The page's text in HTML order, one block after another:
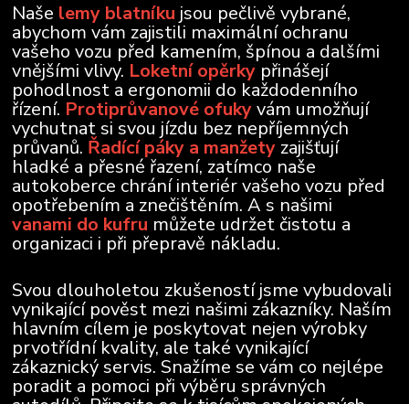
Naše lemy blatníku jsou pečlivě vybrané,
abychom vám zajistili maximální ochranu
vašeho vozu před kamením, špínou a dalšími
vnějšími vlivy. Loketní opěrky přinášejí
pohodlnost a ergonomii do každodenního
řízení. Protiprůvanové ofukyvám umožňují
vychutnat si svou jízdu bez nepříjemných
průvanů. Řadící páky a manžety zajišťují
hladké a přesné řazení, zatímco naše
autokoberce chrání interiér vašeho vozu před
opotřebením a znečištěním. A s našimi
vanami do kufru můžete udržet čistotu a
organizaci i při přepravě nákladu.
Svou dlouholetou zkušeností jsme vybudovali
vynikající pověst mezi našimi zákazníky. Naším
hlavním cílem je poskytovat nejen výrobky
prvotřídní kvality, ale také vynikající
zákaznický servis. Snažíme se vám co nejlépe
poradit a pomoci při výběru správných